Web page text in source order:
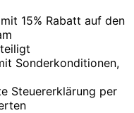
15% Rabatt auf den
Sonderkonditionen,
Steuererklärung per